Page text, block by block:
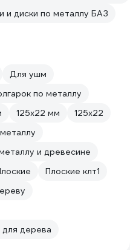
и диски по металлу БАЗ
Для ушм
по металлу
125х22 мм
125х22
и древесине
Плоские клт1
дерева